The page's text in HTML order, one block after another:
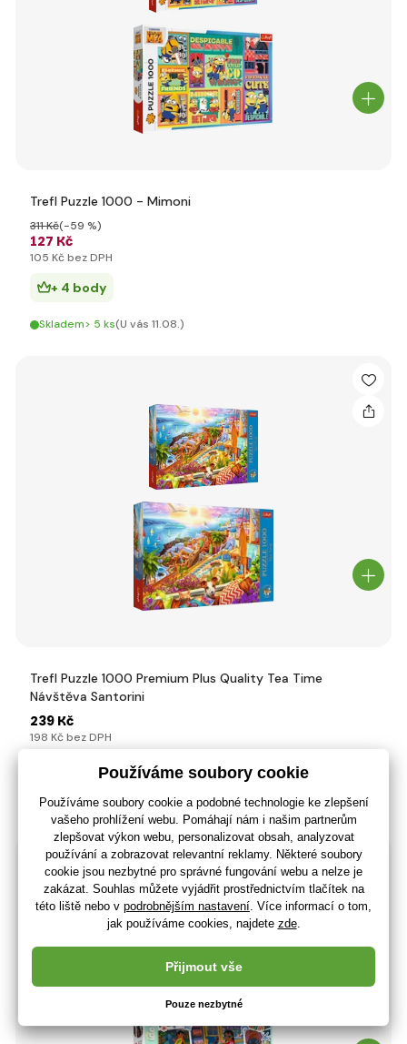
Trefl Puzzle 1000 - Mimoni
127 Kč
311 Kč(-59 %)
105 Kč bez DPH
+ 4 body
Skladem> 5 ks(U vás 11.08.)
Trefl Puzzle 1000 Premium Plus Quality Tea Time
Návštěva Santorini
239 Kč
198 Kč bez DPH
+ 8 bodů
Poslední kus skladem(U vás 11.08.)
-59%